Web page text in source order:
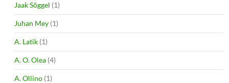
Jaak Sõggel (1)
Juhan Mey (1)
A. Latik (1)
A. O. Olea (4)
A. Ollino (1)